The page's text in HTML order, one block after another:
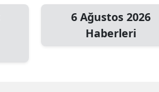
6 Ağustos 2026
Haberleri